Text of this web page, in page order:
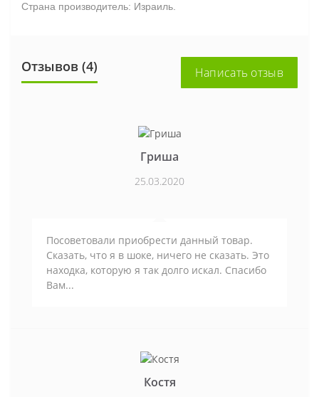
Страна производитель: Израиль.
Отзывов (4) Написать отзыв
Гриша
25.03.2020
Посоветовали приобрести данный товар.
Сказать, что я в шоке, ничего не сказать. Это
находка, которую я так долго искал. Спасибо
Вам...
Костя